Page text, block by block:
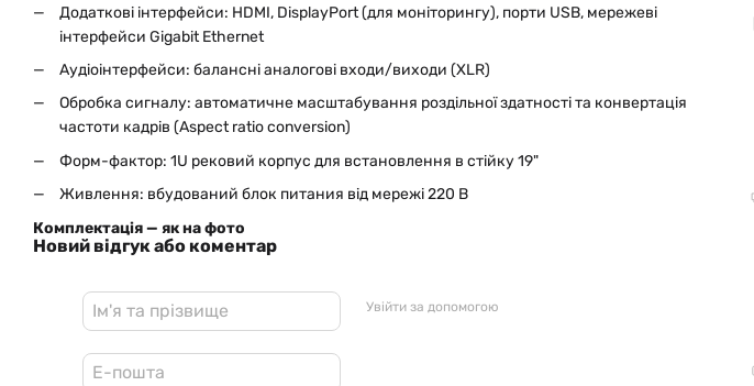
Додаткові інтерфейси: HDMI, DisplayPort (для моніторингу), порти USB, мережеві
інтерфейси Gigabit Ethernet
Аудіоінтерфейси: балансні аналогові входи/виходи (XLR)
Обробка сигналу: автоматичне масштабування роздільної здатності та конвертація
частоти кадрів (Aspect ratio conversion)
Форм-фактор: 1U рековий корпус для встановлення в стійку 19"
Живлення: вбудований блок питания від мережі 220 В
Комплектація — як на фото
Новий відгук або коментар
Увійти за допомогою